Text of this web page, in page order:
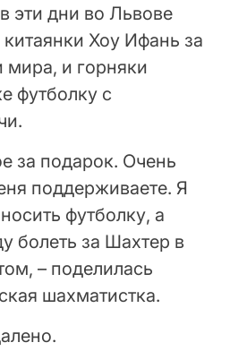
эти дни во Львове
Хоу Ифань за
мира, и горняки
футболку с
за подарок. Очень
поддерживаете. Я
футболку, а
болеть за Шахтер в
– поделилась
шахматистка.